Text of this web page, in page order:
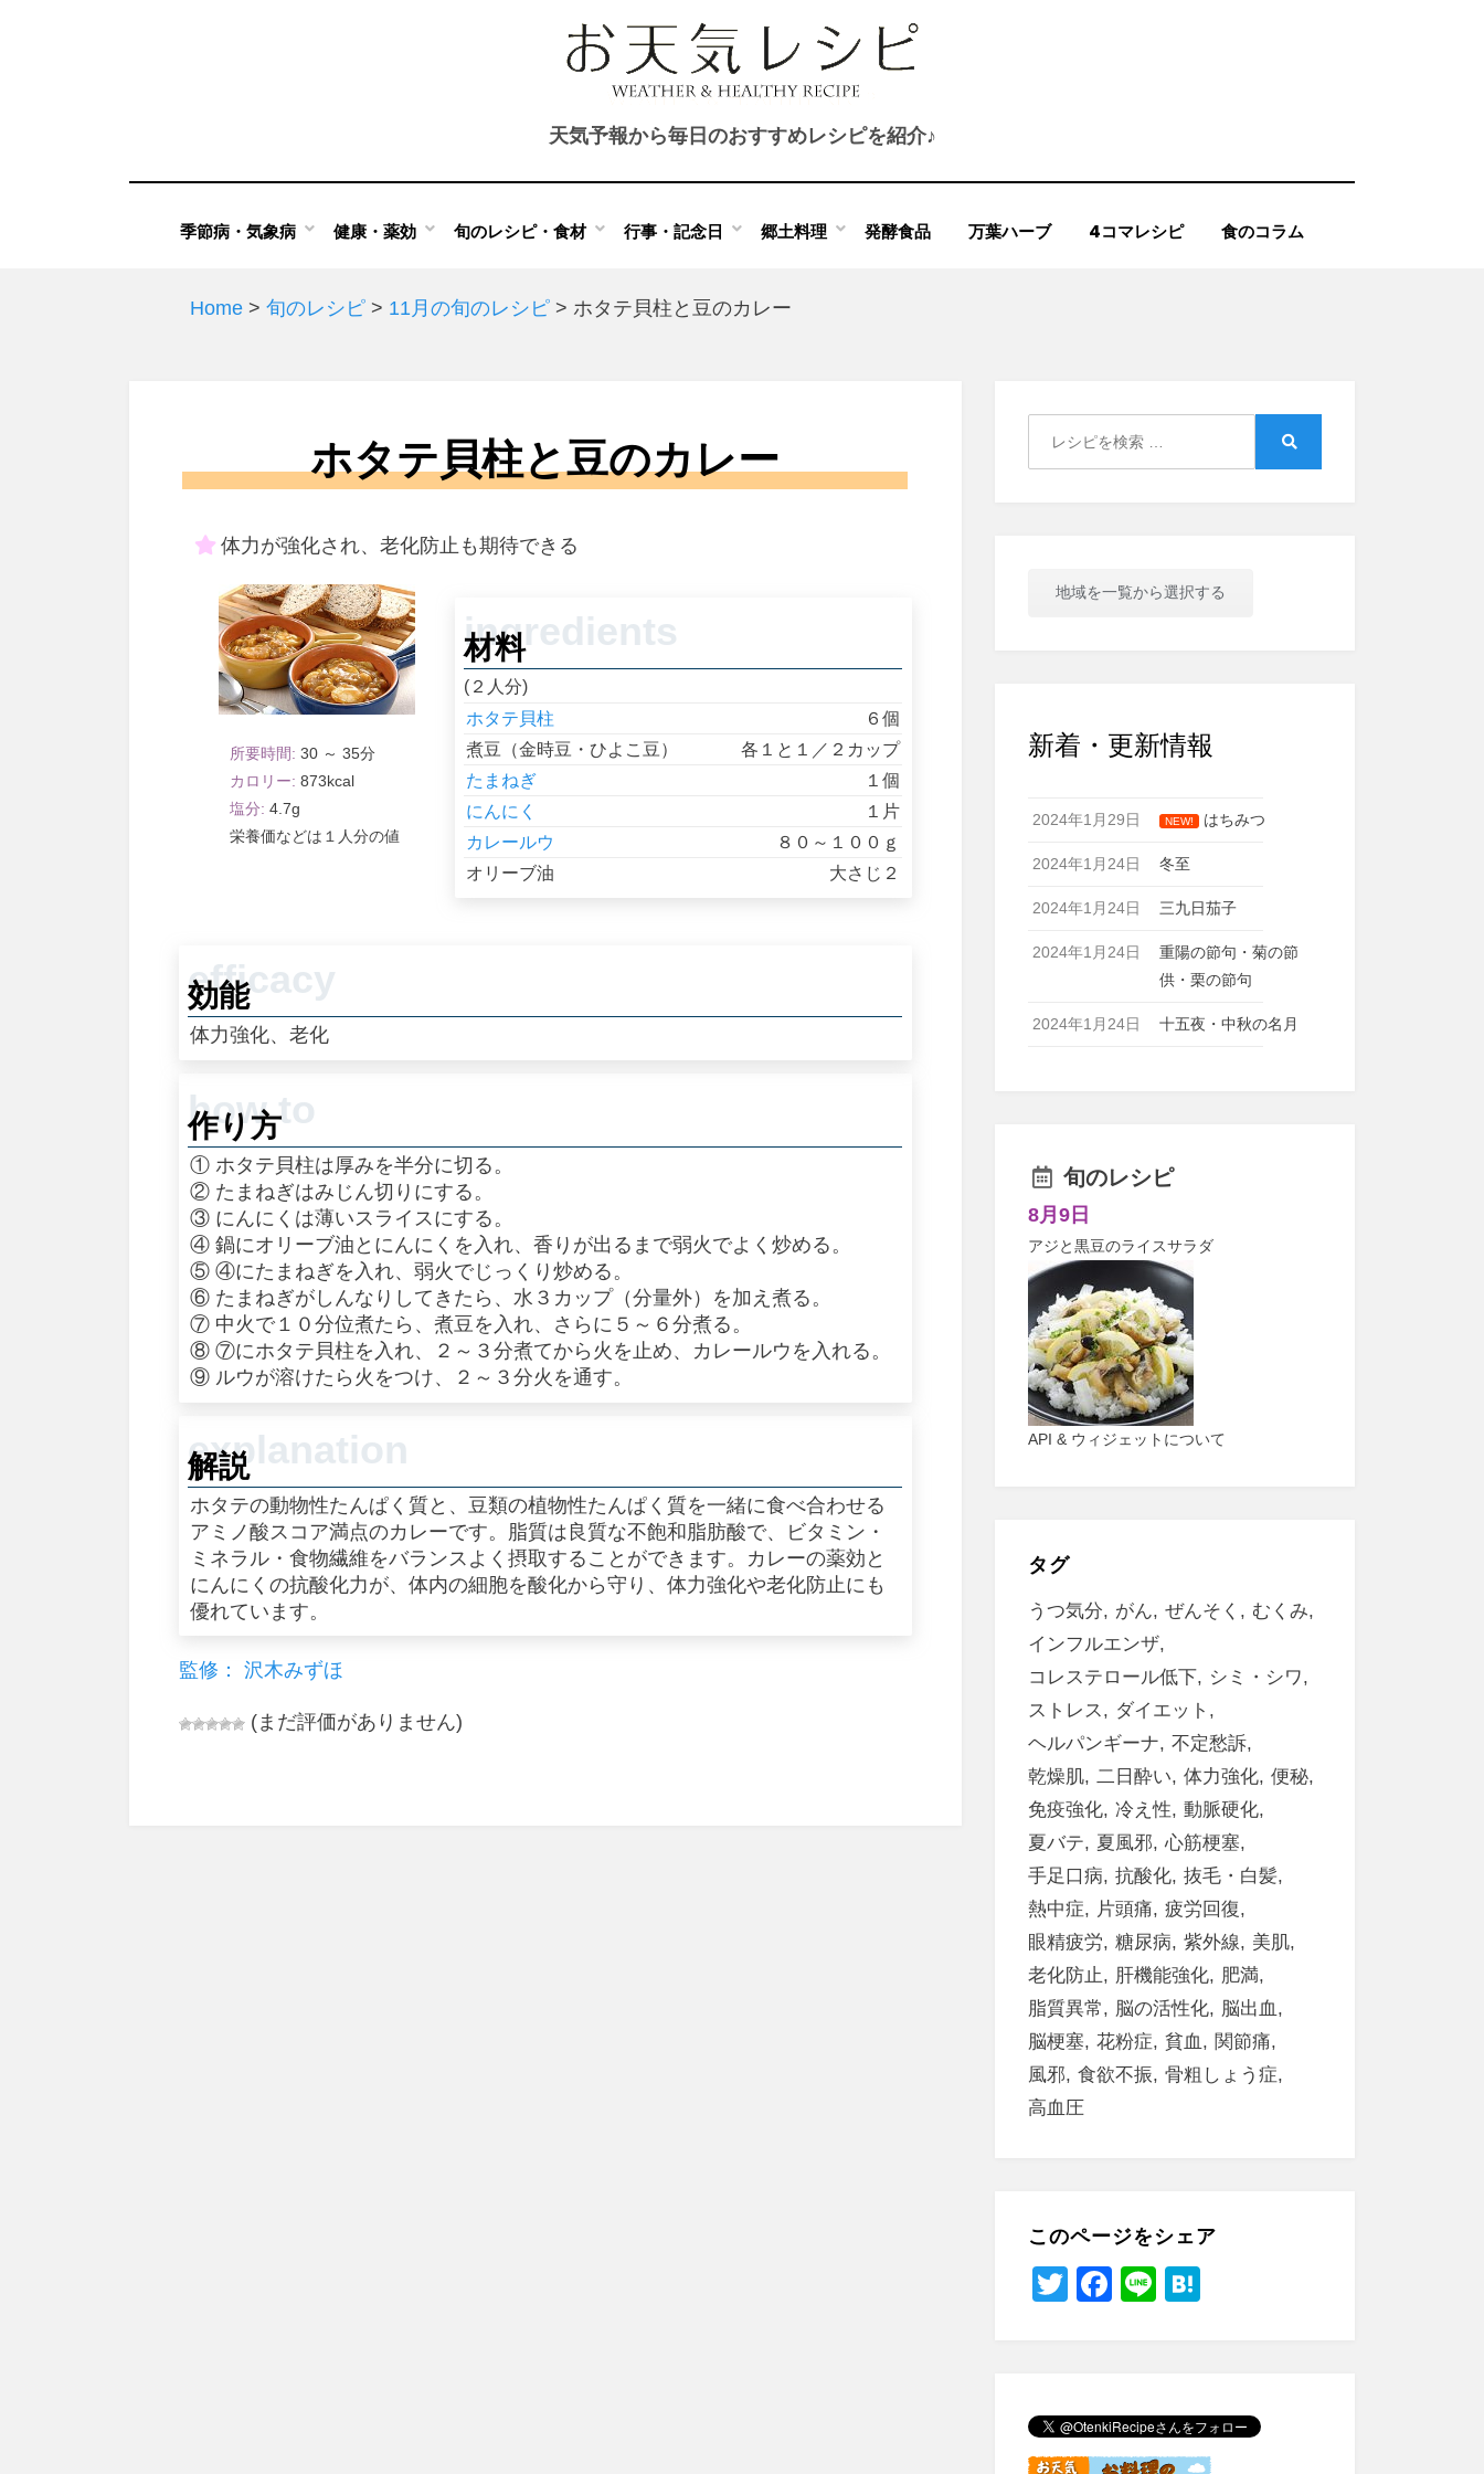
天気予報から毎日のおすすめレシピを紹介♪
季節病・気象病 健康・薬効 旬のレシピ・食材 行事・記念日 郷土料理 発酵食品 万葉ハーブ 4コマレシピ 食のコラム
Home > 旬のレシピ > 11月の旬のレシピ > ホタテ貝柱と豆のカレー
ホタテ貝柱と豆のカレー
体力が強化され、老化防止も期待できる
30 ～ 35
873
4.7
１人分
材料
(２人分)
ホタテ貝柱
６個
煮豆（金時豆・ひよこ豆）
各１と１／２カップ
たまねぎ
１個
にんにく
１片
カレールウ
８０～１００ｇ
オリーブ油
大さじ２
効能
体力強化、老化
作り方
① ホタテ貝柱は厚みを半分に切る。
② たまねぎはみじん切りにする。
③ にんにくは薄いスライスにする。
④ 鍋にオリーブ油とにんにくを入れ、香りが出るまで弱火でよく炒める。
⑤ ④にたまねぎを入れ、弱火でじっくり炒める。
⑥ たまねぎがしんなりしてきたら、水３カップ（分量外）を加え煮る。
⑦ 中火で１０分位煮たら、煮豆を入れ、さらに５～６分煮る。
⑧ ⑦にホタテ貝柱を入れ、２～３分煮てから火を止め、カレールウを入れる。
⑨ ルウが溶けたら火をつけ、２～３分火を通す。
解説
ホタテの動物性たんぱく質と、豆類の植物性たんぱく質を一緒に食べ合わせる
アミノ酸スコア満点のカレーです。脂質は良質な不飽和脂肪酸で、ビタミン・
ミネラル・食物繊維をバランスよく摂取することができます。カレーの薬効と
にんにくの抗酸化力が、体内の細胞を酸化から守り、体力強化や老化防止にも
優れています。
監修： 沢木みずほ
(まだ評価がありません)
地域を一覧から選択する
新着・更新情報
2024年1月29日 NEW! はちみつ
2024年1月24日 冬至
2024年1月24日 三九日茄子
2024年1月24日
重陽の節句・菊の節
供・栗の節句
2024年1月24日 十五夜・中秋の名月
旬のレシピ
8月9日
アジと黒豆のライスサラダ
API & ウィジェットについて
タグ
うつ気分 がん ぜんそく
むくみ
インフルエンザ
コレステロール低下
シミ・シワ
ストレス
ダイエット
ヘルパンギーナ
不定愁訴
乾燥肌 二日酔い 体力強化 便秘
免疫強化 冷え性
動脈硬化
夏バテ
夏風邪
心筋梗塞
手足口病
抗酸化 抜毛・白髪
熱中症
片頭痛
疲労回復
眼精疲労
糖尿病 紫外線
美肌
老化防止
肝機能強化
肥満
脂質異常
脳の活性化
脳出血
脳梗塞
花粉症 貧血
関節痛
風邪
食欲不振
骨粗しょう症
高血圧
このページをシェア
T
F
b
o
Li
a